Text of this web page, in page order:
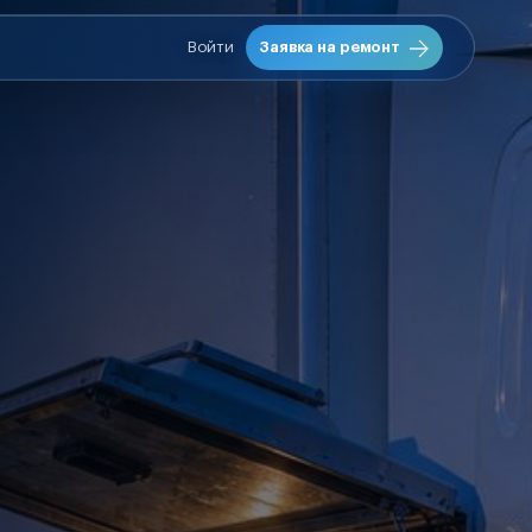
Войти Заявка на ремонт